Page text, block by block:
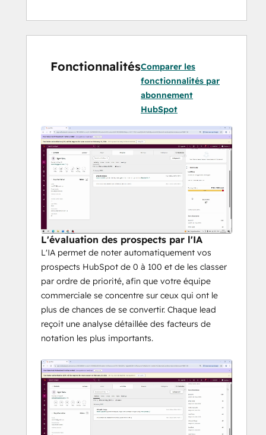
Chaque score est accompagné d'une
ventilation entièrement transparente : vous
contribué et dans quelle mesure. Pas de
boîte noire, pas de devinettes.
Vos représentants voient instantanément
quels prospects doivent être priorisés -
contacts de HubSpot. Pas de tri manuel,
pas de feuilles de calcul, pas d'outils
d'entreprise coûteux.
Conturs est conçu pour protéger la vie
privée : les données des prospects sont
traitées en toute sécurité et ne sont jamais
FonctionnalitésComparer les
fonctionnalités par
abonnement
HubSpot
L'évaluation des prospects par l'IA
L'IA permet de noter automatiquement vos
prospects HubSpot de 0 à 100 et de les classer
par ordre de priorité, afin que votre équipe
commerciale se concentre sur ceux qui ont le
plus de chances de se convertir. Chaque lead
reçoit une analyse détaillée des facteurs de
notation les plus importants.